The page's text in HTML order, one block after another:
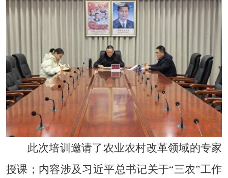
此次培训 邀请了农业农村改革领域的专家
授课 ；内容涉及 习近平总书记关于“三农”工作